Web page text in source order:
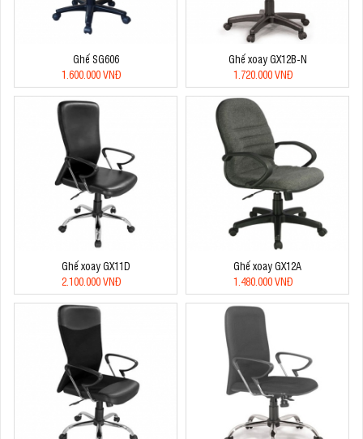
Ghế SG606
1.600.000 VNĐ
Ghế xoay GX12B-N
1.720.000 VNĐ
Ghế xoay GX11D
2.100.000 VNĐ
Ghế xoay GX12A
1.480.000 VNĐ